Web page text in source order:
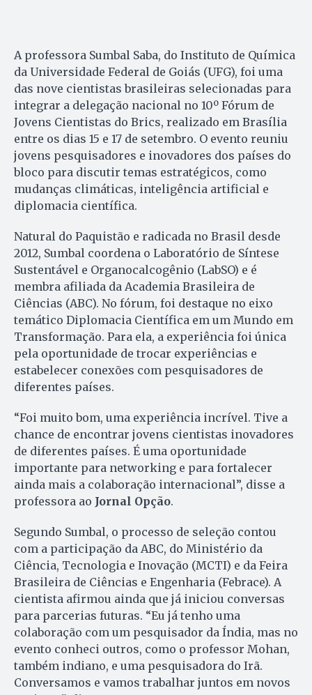
A professora Sumbal Saba, do Instituto de Química
da Universidade Federal de Goiás (UFG), foi uma
das nove cientistas brasileiras selecionadas para
integrar a delegação nacional no 10º Fórum de
Jovens Cientistas do Brics, realizado em Brasília
entre os dias 15 e 17 de setembro. O evento reuniu
jovens pesquisadores e inovadores dos países do
bloco para discutir temas estratégicos, como
mudanças climáticas, inteligência artificial e
diplomacia científica.
Natural do Paquistão e radicada no Brasil desde
2012, Sumbal coordena o Laboratório de Síntese
Sustentável e Organocalcogênio (LabSO) e é
membra afiliada da Academia Brasileira de
Ciências (ABC). No fórum, foi destaque no eixo
temático Diplomacia Científica em um Mundo em
Transformação. Para ela, a experiência foi única
pela oportunidade de trocar experiências e
estabelecer conexões com pesquisadores de
diferentes países.
“Foi muito bom, uma experiência incrível. Tive a
chance de encontrar jovens cientistas inovadores
de diferentes países. É uma oportunidade
importante para networking e para fortalecer
ainda mais a colaboração internacional”, disse a
professora ao Jornal Opção.
Segundo Sumbal, o processo de seleção contou
com a participação da ABC, do Ministério da
Ciência, Tecnologia e Inovação (MCTI) e da Feira
Brasileira de Ciências e Engenharia (Febrace). A
cientista afirmou ainda que já iniciou conversas
para parcerias futuras. “Eu já tenho uma
colaboração com um pesquisador da Índia, mas no
evento conheci outros, como o professor Mohan,
também indiano, e uma pesquisadora do Irã.
Conversamos e vamos trabalhar juntos em novos